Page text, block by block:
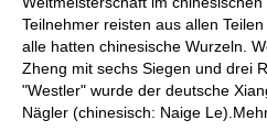
Teilnehmer reisten aus allen
alle hatten chinesische Wurzeln.
Zheng mit sechs Siegen und drei
"Westler" wurde der deutsche
Nägler (chinesisch: Naige